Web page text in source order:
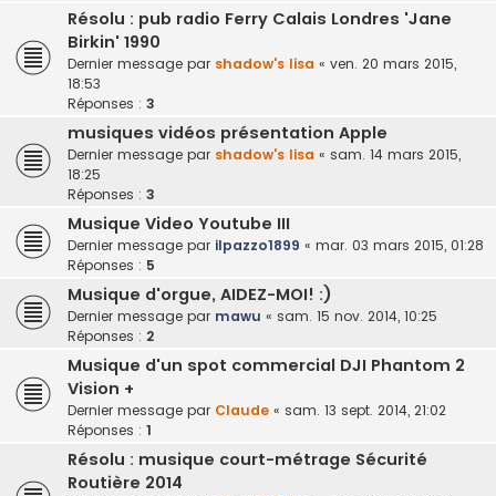
Résolu : pub radio Ferry Calais Londres 'Jane
Birkin' 1990
Dernier message par shadow's lisa « ven. 20 mars 2015,
18:53
Réponses : 3
musiques vidéos présentation Apple
Dernier message par shadow's lisa « sam. 14 mars 2015,
18:25
Réponses : 3
Musique Video Youtube III
Dernier message par ilpazzo1899 « mar. 03 mars 2015, 01:28
Réponses : 5
Musique d'orgue, AIDEZ-MOI! :)
Dernier message par mawu « sam. 15 nov. 2014, 10:25
Réponses : 2
Musique d'un spot commercial DJI Phantom 2
Vision +
Dernier message par Claude « sam. 13 sept. 2014, 21:02
Réponses : 1
Résolu : musique court-métrage Sécurité
Routière 2014